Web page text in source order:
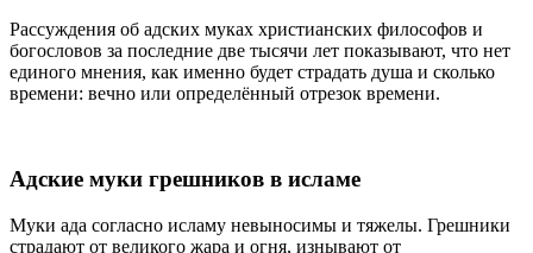
Рассуждения об адских муках христианских философов и
богословов за последние две тысячи лет показывают, что нет
единого мнения, как именно будет страдать душа и сколько
времени: вечно или определённый отрезок времени.
Адские муки грешников в исламе
Муки ада согласно исламу невыносимы и тяжелы. Грешники
страдают от великого жара и огня, изнывают от